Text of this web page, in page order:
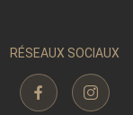
RÉSEAUX SOCIAUX